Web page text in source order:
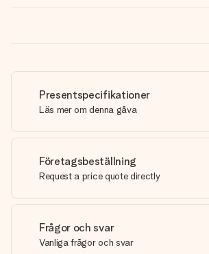
Presentspecifikationer
Läs mer om denna gåva
Företagsbeställning
Request a price quote directly
Frågor och svar
Vanliga frågor och svar